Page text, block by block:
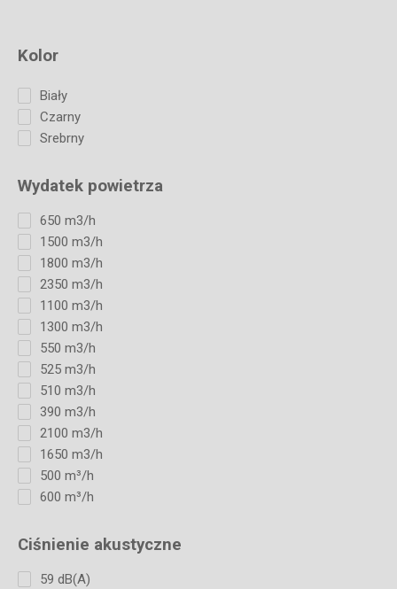
Kolor
Biały
Czarny
Srebrny
Wydatek powietrza
650 m3/h
1500 m3/h
1800 m3/h
2350 m3/h
1100 m3/h
1300 m3/h
550 m3/h
525 m3/h
510 m3/h
390 m3/h
2100 m3/h
1650 m3/h
500 m³/h
600 m³/h
Ciśnienie akustyczne
59 dB(A)